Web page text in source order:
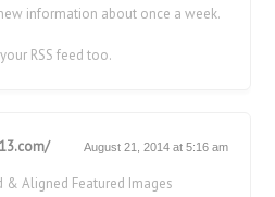
information about once a week.
RSS feed too.
August 21, 2014 at 5:16 am
& Aligned Featured Images